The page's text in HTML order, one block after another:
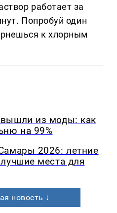
работает за
Попробуй один
к хлорным
из моды: как
на 99%
2026: летние
места для
новость ↓